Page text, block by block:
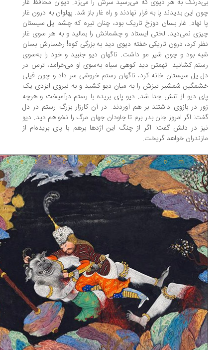
به هر دیوی که می‌رسید سرش را می‌زد. دیوان محافظ غار
این بدیدند پا به فرار نهادند و راه غار باز شد. پهلوان به درون غار
نهاد. غار بسان دوزخ تاریک بود، چنان تیره که چشم یل سیستان
نمی‌دید. لختی ایستاد و چشمانش را بمالید و به هر سوی غار
کرد، درون تاریکی خفته دیوی دید به بزرگی کوه! رخسارش بسان
بود و چون شیر مو داشت. ناگهان دیو جنبید و خود را به‌سوی
کشانید. تهمتن دید کوهی سیاه به‌سوی او می‌خرامد، ترس در
یل سیستان خانه کرد، ناگهان رستم خروشی سر داد و چون فیلی
شمشیر تیزش را به میان دیو کشید و به نیروی ایزدی یک
دیو از تنش جدا شد. دیو پای بریده با رستم درآمیخت و هرچه
در بازوی داشتند بر هم آوردند. در آن کارزار بزرگ رستم در دل
اگر امروز جان بدر برم تا جاودان جهان مرگ را نخواهم دید. دیو
در دلش گفت: اگر از چنگ این اژدها برهم با پای بریده‌ام از
خواهم گریخت.